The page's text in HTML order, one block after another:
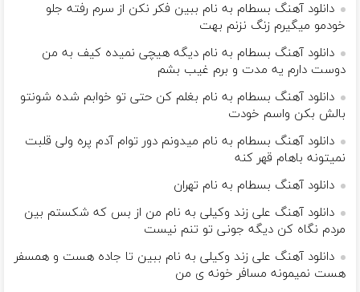
دانلود آهنگ بسطام به نام ببین فکر نکن از سرم رفته جلو
خودمو میگیرم زنگ نزنم بهت
دانلود آهنگ بسطام به نام دیگه هیچی نمیده کیف به من
دوست دارم یه مدت و برم غیب بشم
دانلود آهنگ بسطام به نام بغلم کن حتی تو خوابم شده شونتو
بالش بکن واسم خودت
دانلود آهنگ بسطام به نام میدونم دور توام آدم پره ولی قلبت
نمیتونه باهام قهر کنه
دانلود آهنگ بسطام به نام تهران
دانلود آهنگ علی زند وکیلی به نام من از بس كه شكستم بین
مردم نگاه كن دیگه جونى تو تنم نیست
دانلود آهنگ علی زند وکیلی به نام ببین تا جاده هست و همسفر
هست نمیمونه مسافر خونه ی من